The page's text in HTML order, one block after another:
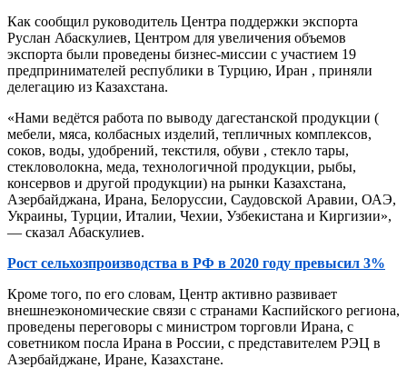
Как сообщил руководитель Центра поддержки экспорта
Руслан Абаскулиев, Центром для увеличения объемов
экспорта были проведены бизнес-миссии с участием 19
предпринимателей республики в Турцию, Иран , приняли
делегацию из Казахстана.
«Нами ведётся работа по выводу дагестанской продукции (
мебели, мяса, колбасных изделий, тепличных комплексов,
соков, воды, удобрений, текстиля, обуви , стекло тары,
стекловолокна, меда, технологичной продукции, рыбы,
консервов и другой продукции) на рынки Казахстана,
Азербайджана, Ирана, Белоруссии, Саудовской Аравии, ОАЭ,
Украины, Турции, Италии, Чехии, Узбекистана и Киргизии»,
— сказал Абаскулиев.
Рост сельхозпроизводства в РФ в 2020 году превысил 3%
Кроме того, по его словам, Центр активно развивает
внешнеэкономические связи с странами Каспийского региона,
проведены переговоры с министром торговли Ирана, с
советником посла Ирана в России, с представителем РЭЦ в
Азербайджане, Иране, Казахстане.